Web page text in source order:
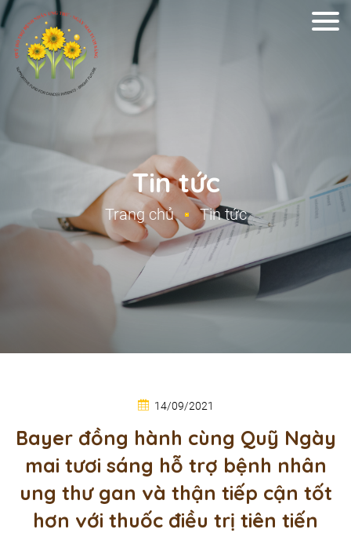
Tin tức
Trang chủ Tin tức
14/09/2021
Bayer đồng hành cùng Quỹ Ngày
mai tươi sáng hỗ trợ bệnh nhân
ung thư gan và thận tiếp cận tốt
hơn với thuốc điều trị tiên tiến